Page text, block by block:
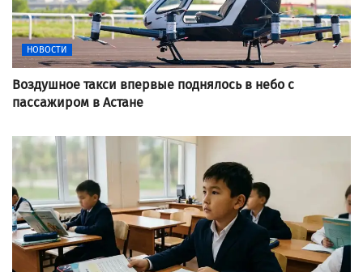
НОВОСТИ
Воздушное такси впервые поднялось в небо с
пассажиром в Астане